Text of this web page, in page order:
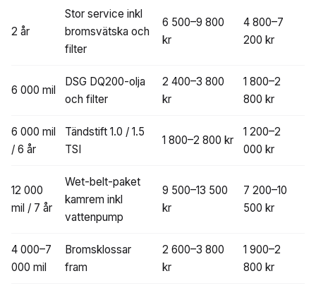
2 år
Stor service inkl
bromsvätska och
filter
6 500–9 800
kr
4 800–7
200 kr
6 000 mil
DSG DQ200-olja
och filter
2 400–3 800
kr
1 800–2
800 kr
6 000 mil
/ 6 år
Tändstift 1.0 / 1.5
TSI
1 800–2 800 kr
1 200–2
000 kr
12 000
mil / 7 år
Wet-belt-paket
kamrem inkl
vattenpump
9 500–13 500
kr
7 200–10
500 kr
4 000–7
000 mil
Bromsklossar
fram
2 600–3 800
kr
1 900–2
800 kr